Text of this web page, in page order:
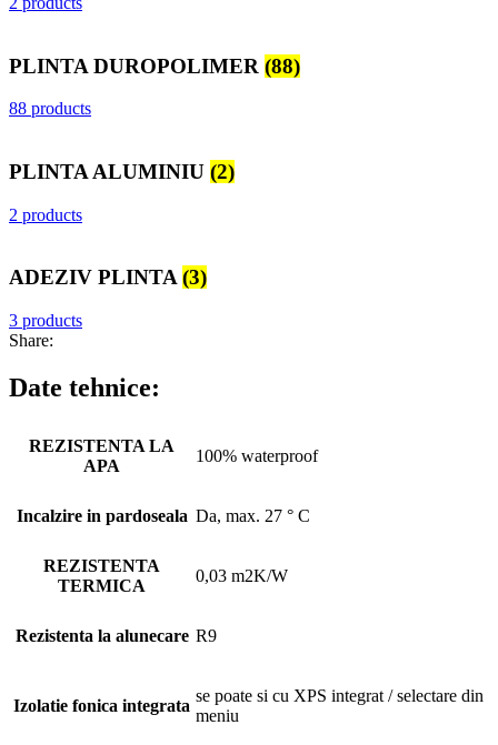
PLINTA DUROPOLIMER (88)
88 products
PLINTA ALUMINIU (2)
2 products
ADEZIV PLINTA(3)
3 products
Share:
Date tehnice:
REZISTENTA LA
APA
100% waterproof
Incalzire in pardoseala Da, max. 27 ° C
REZISTENTA
TERMICA
0,03 m2K/W
Rezistenta la alunecare R9
Izolatie fonica integrata
se poate si cu XPS integrat / selectare din
meniu